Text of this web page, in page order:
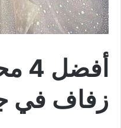
زفاف في